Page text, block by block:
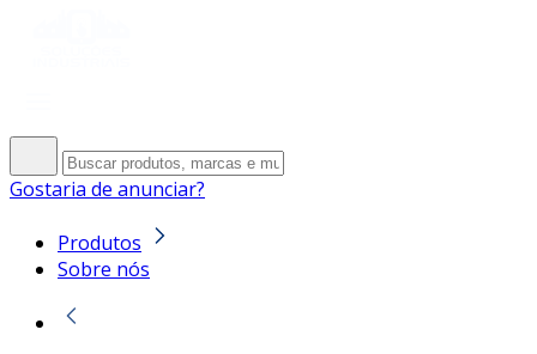
Gostaria de anunciar?
Produtos
Sobre nós